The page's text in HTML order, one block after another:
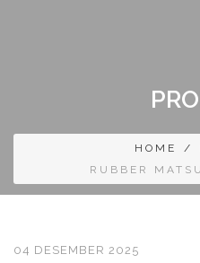
HOME /
RUBBER
04 DESEMBER 2025